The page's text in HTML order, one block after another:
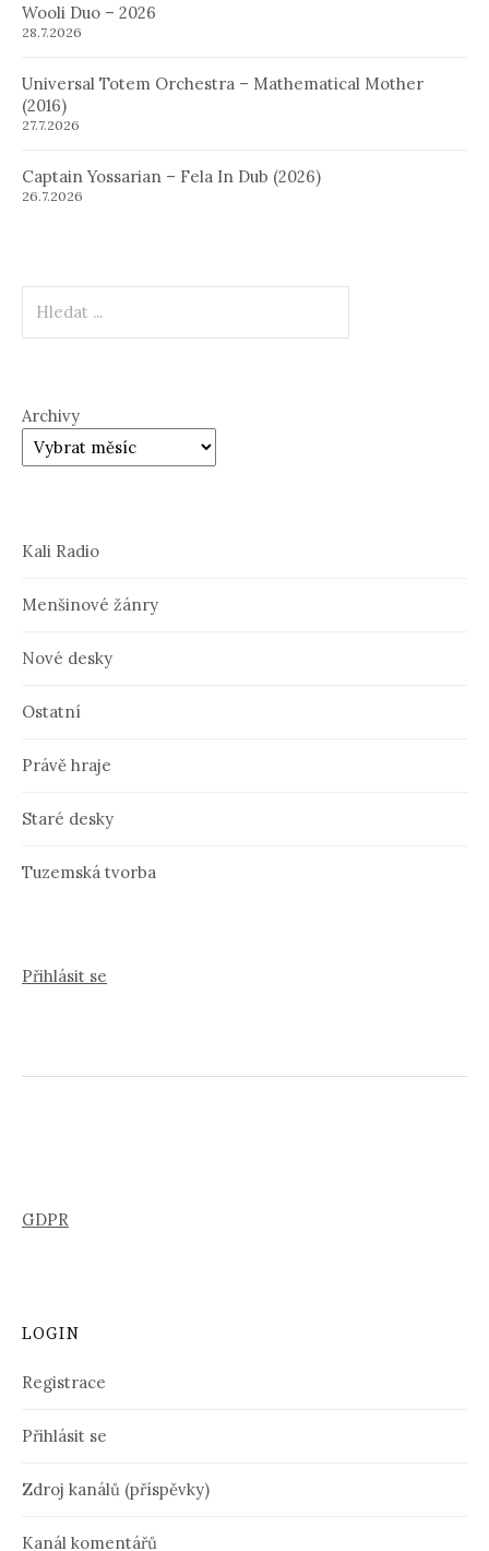
Wooli Duo – 2026
28.7.2026
Universal Totem Orchestra – Mathematical Mother
(2016)
27.7.2026
Captain Yossarian – Fela In Dub (2026)
26.7.2026
Archivy
Kali Radio
Menšinové žánry
Nové desky
Ostatní
Právě hraje
Staré desky
Tuzemská tvorba
Přihlásit se
GDPR
LOGIN
Registrace
Přihlásit se
Zdroj kanálů (příspěvky)
Kanál komentářů